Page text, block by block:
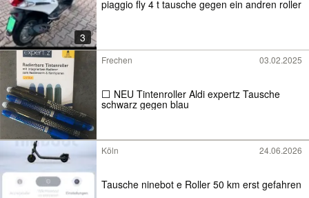
3
piaggio fly 4 t tausche gegen ein andren roller
Frechen 03.02.2025
⬜️ NEU Tintenroller Aldi expertz Tausche
schwarz gegen blau
Köln 24.06.2026
Tausche ninebot e Roller 50 km erst gefahren